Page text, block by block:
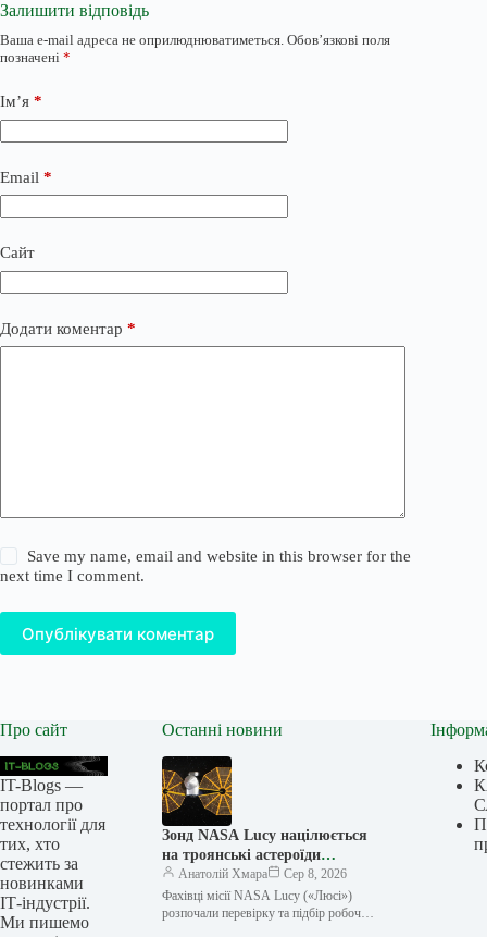
Залишити відповідь
Ваша e-mail адреса не оприлюднюватиметься. Обов’язкові поля
позначені *
Ім’я *
Email *
Сайт
Додати коментар *
Save my name, email and website in this browser for the
next time I comment.
Опублікувати коментар
Про сайт
IT-Blogs —
портал про
технології для
тих, хто
стежить за
новинками
ІТ-індустрії.
Ми пишемо
Останні новини
Зонд NASA Lucy націлюється
на троянські астероїди
Юпітера: камери готові до
історичних знімків
Анатолій Хмара
Сер 8, 2026
Фахівці місії NASA Lucy («Люсі»)
розпочали перевірку та підбір робочих